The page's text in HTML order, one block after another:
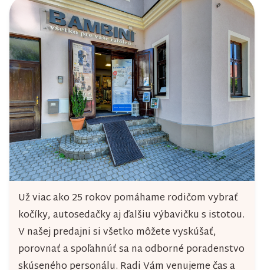
Už viac ako 25 rokov pomáhame rodičom vybrať
kočíky, autosedačky aj ďalšiu výbavičku s istotou.
V našej predajni si všetko môžete vyskúšať,
porovnať a spoľahnúť sa na odborné poradenstvo